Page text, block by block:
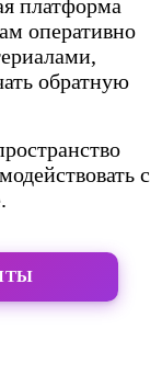
платформа
оперативно
обратную
с